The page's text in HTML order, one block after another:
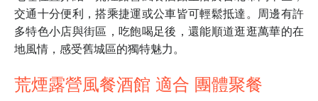
交通十分便利，搭乘捷運或公車皆可輕鬆抵達。周邊有許
多特色小店與街區，吃飽喝足後，還能順道逛逛萬華的在
地風情，感受舊城區的獨特魅力。
荒煙露營風餐酒館 適合 團體聚餐